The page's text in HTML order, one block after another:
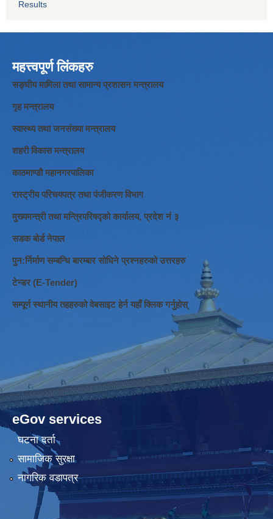
Results
महत्त्वपूर्ण लिंकहरु
सङ्घीय मामिला तथा सामान्य प्रशासन मन्त्रालय
गृह मन्त्रालय
स्वास्थ्य तथा जनसंख्या मन्त्रालय
शहरी विकास मन्त्रालय
काठमाण्डौ महानगरपालिका
रास्ट्रीय परिचयपत्र तथा पंजीकरण विभाग
मुख्यमन्त्री तथा मन्त्रिपरिषद्को कार्यालय, प्रदेश नं ३
सडक बोर्ड नेपाल
पुन:र्निर्माण सम्बन्धि बारम्बार सोधिने प्रश्नहरुको उत्तरहरु
टेन्डर (E-Tender)
सम्पूर्ण स्थानीय तहहरुको वेबसाइट हेर्न यहाँ क्लिक गर्नुहोस्
eGov services
घटना दर्ता
सामाजिक सुरक्षा
नागरिक वडापत्र